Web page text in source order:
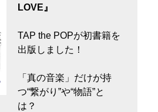
LOVE』
TAP the POPが初書籍を
出版しました！
「真の音楽」だけが持
つ“繋がり”や“物語”と
は？